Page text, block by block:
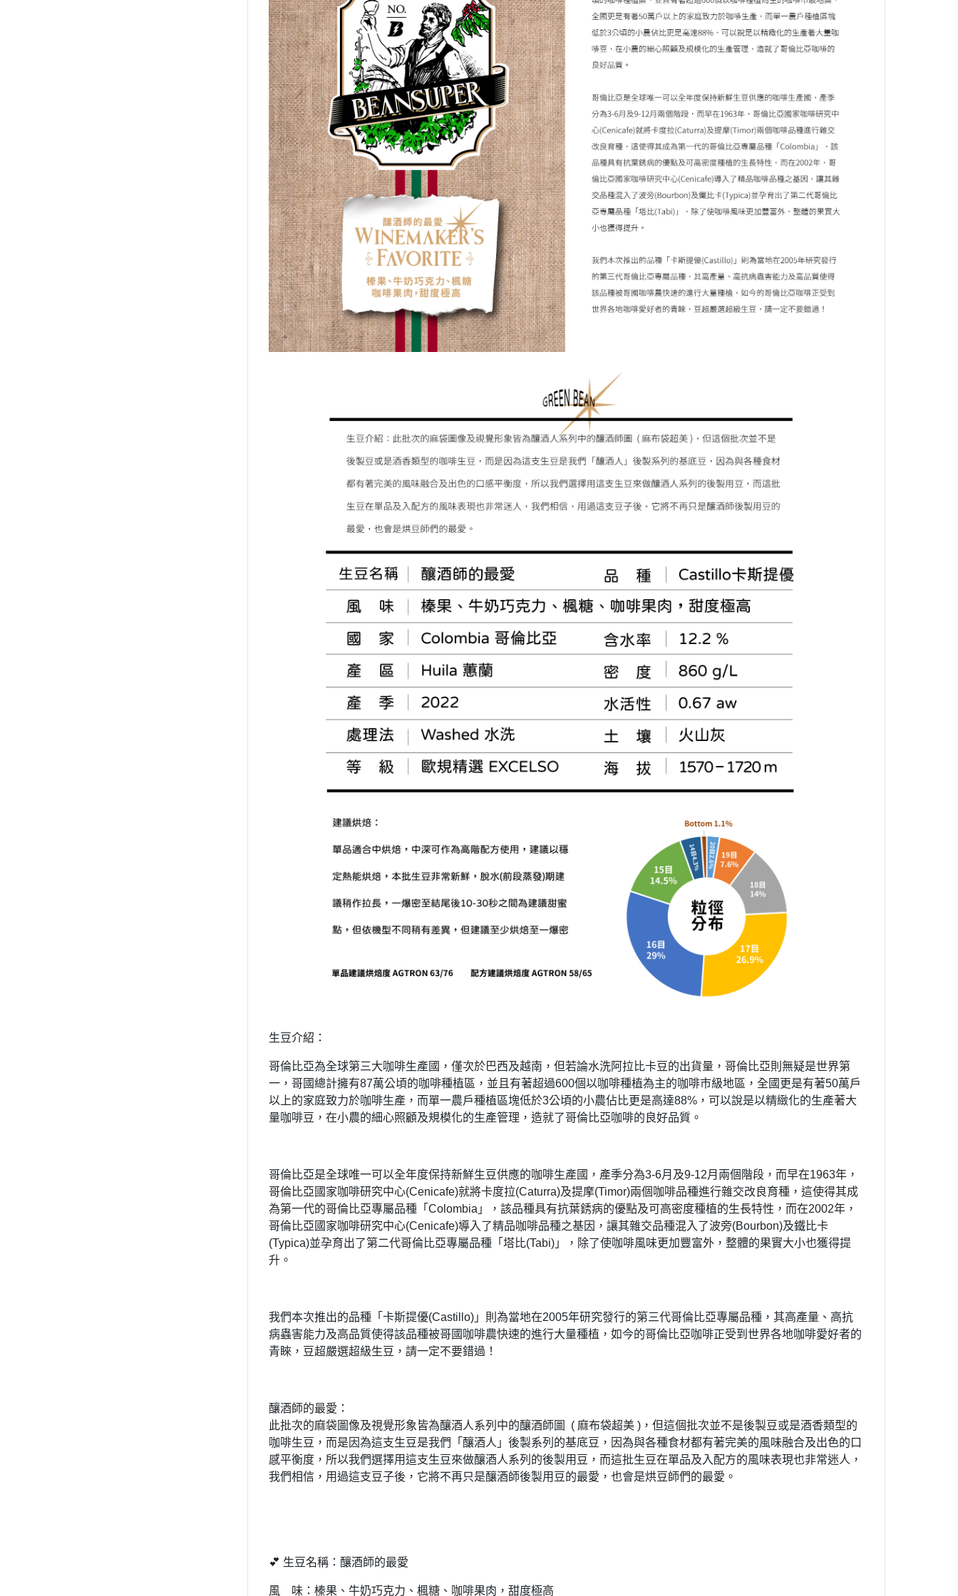
生豆介紹：
哥倫比亞為全球第三大咖啡生產國，僅次於巴西及越南，但若論水洗阿拉比卡豆的出貨量，哥倫比亞則無疑是世界第
一，哥國總計擁有87萬公頃的咖啡種植區，並且有著超過600個以咖啡種植為主的咖啡市級地區，全國更是有著50萬戶
以上的家庭致力於咖啡生產，而單一農戶種植區塊低於3公頃的小農佔比更是高達88%，可以說是以精緻化的生產著大
量咖啡豆，在小農的細心照顧及規模化的生產管理，造就了哥倫比亞咖啡的良好品質。
哥倫比亞是全球唯一可以全年度保持新鮮生豆供應的咖啡生產國，產季分為3-6月及9-12月兩個階段，而早在1963年，
哥倫比亞國家咖啡研究中心(Cenicafe)就將卡度拉(Caturra)及提摩(Timor)兩個咖啡品種進行雜交改良育種，這使得其成
為第一代的哥倫比亞專屬品種「Colombia」，該品種具有抗葉銹病的優點及可高密度種植的生長特性，而在2002年，
哥倫比亞國家咖啡研究中心(Cenicafe)導入了精品咖啡品種之基因，讓其雜交品種混入了波旁(Bourbon)及鐵比卡
(Typica)並孕育出了第二代哥倫比亞專屬品種「塔比(Tabi)」，除了使咖啡風味更加豐富外，整體的果實大小也獲得提
升。
我們本次推出的品種「卡斯提優(Castillo)」則為當地在2005年研究發行的第三代哥倫比亞專屬品種，其高產量、高抗
病蟲害能力及高品質使得該品種被哥國咖啡農快速的進行大量種植，如今的哥倫比亞咖啡正受到世界各地咖啡愛好者的
青睞，豆超嚴選超級生豆，請一定不要錯過！
釀酒師的最愛：
此批次的麻袋圖像及視覺形象皆為釀酒人系列中的釀酒師圖 ( 麻布袋超美 )，但這個批次並不是後製豆或是酒香類型的
咖啡生豆，而是因為這支生豆是我們「釀酒人」後製系列的基底豆，因為與各種食材都有著完美的風味融合及出色的口
感平衡度，所以我們選擇用這支生豆來做釀酒人系列的後製用豆，而這批生豆在單品及入配方的風味表現也非常迷人，
我們相信，用過這支豆子後，它將不再只是釀酒師後製用豆的最愛，也會是烘豆師們的最愛。
💕 生豆名稱：釀酒師的最愛
風 味：榛果、牛奶巧克力、楓糖、咖啡果肉，甜度極高